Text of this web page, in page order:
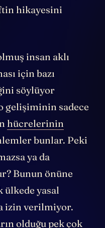
hikayesini
insan aklı
için bazı
söylüyor
gelişiminin sadece
hücrelerinin
bunlar. Peki
ya da
Bunun önüne
ülkede yasal
izin verilmiyor.
olduğu pek çok